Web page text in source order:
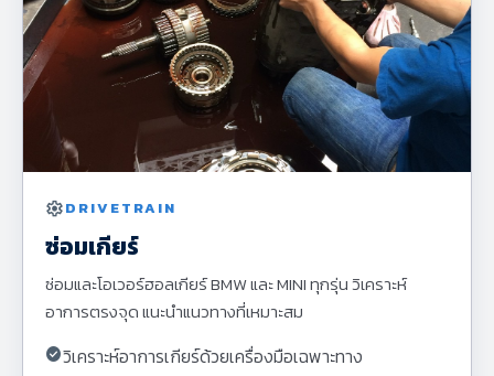
settingsDRIVETRAIN
ซ่อมเกียร์
ซ่อมและโอเวอร์ฮอลเกียร์ BMW และ MINI ทุกรุ่น วิเคราะห์
อาการตรงจุด แนะนำแนวทางที่เหมาะสม
check_circleวิเคราะห์อาการเกียร์ด้วยเครื่องมือเฉพาะทาง